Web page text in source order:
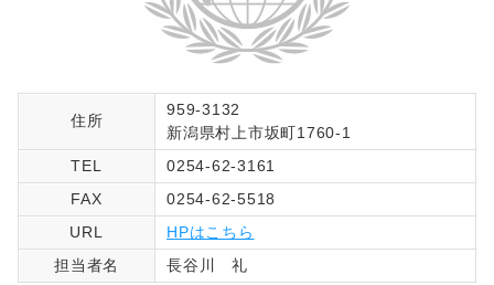
住所
959-3132
新潟県村上市坂町1760-1
TEL
0254-62-3161
FAX
0254-62-5518
URL
HPはこちら
担当者名
長谷川 礼